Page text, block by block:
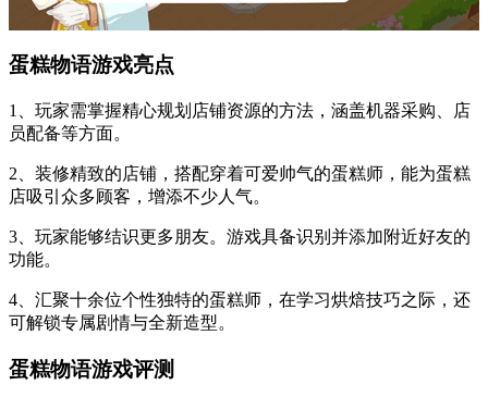
蛋糕物语游戏亮点
1、玩家需掌握精心规划店铺资源的方法，涵盖机器采购、店
员配备等方面。
2、装修精致的店铺，搭配穿着可爱帅气的蛋糕师，能为蛋糕
店吸引众多顾客，增添不少人气。
3、玩家能够结识更多朋友。游戏具备识别并添加附近好友的
功能。
4、汇聚十余位个性独特的蛋糕师，在学习烘焙技巧之际，还
可解锁专属剧情与全新造型。
蛋糕物语游戏评测